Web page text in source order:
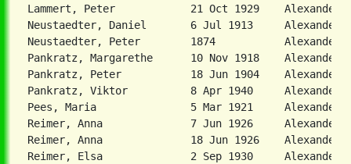
Lammert, Peter            21 Oct 1929
Neustaedter, Daniel       6 Jul 1913
Neustaedter, Peter        1874
Pankratz, Margarethe      10 Nov 1918
Pankratz, Peter           18 Jun 1904
Pankratz, Viktor          8 Apr 1940
Pees, Maria               5 Mar 1921
Reimer, Anna              7 Jun 1926
Reimer, Anna              18 Jun 1926
Reimer, Elsa              2 Sep 1930